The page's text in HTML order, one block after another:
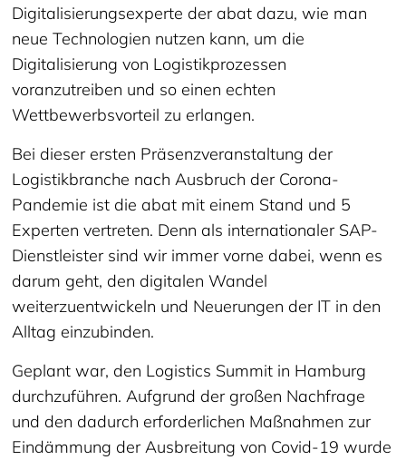
Digitalisierungsexperte der abat dazu, wie man
neue Technologien nutzen kann, um die
Digitalisierung von Logistikprozessen
voranzutreiben und so einen echten
Wettbewerbsvorteil zu erlangen.
Bei dieser ersten Präsenzveranstaltung der
Logistikbranche nach Ausbruch der Corona-
Pandemie ist die abat mit einem Stand und 5
Experten vertreten. Denn als internationaler SAP-
Dienstleister sind wir immer vorne dabei, wenn es
darum geht, den digitalen Wandel
weiterzuentwickeln und Neuerungen der IT in den
Alltag einzubinden.
Geplant war, den Logistics Summit in Hamburg
durchzuführen. Aufgrund der großen Nachfrage
und den dadurch erforderlichen Maßnahmen zur
Eindämmung der Ausbreitung von Covid-19 wurde